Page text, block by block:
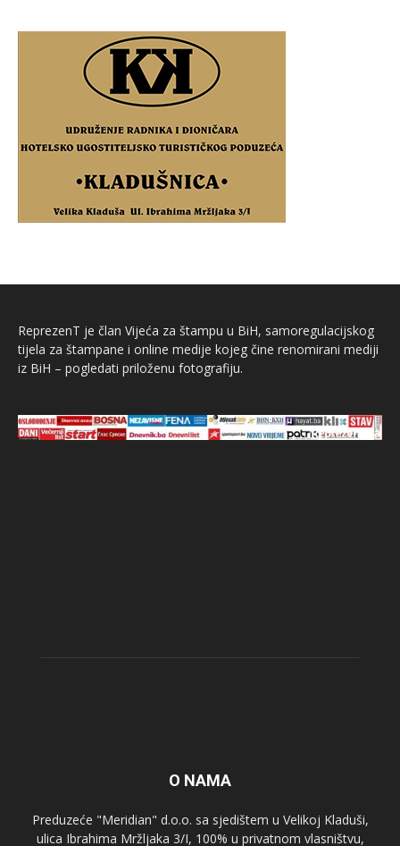
ReprezenT je član Vijeća za štampu u BiH, samoregulacijskog
tijela za štampane i online medije kojeg čine renomirani mediji
iz BiH – pogledati priloženu fotografiju.
O NAMA
Preduzeće "Meridian" d.o.o. sa sjedištem u Velikoj Kladuši,
ulica Ibrahima Mržljaka 3/I, 100% u privatnom vlasništvu,